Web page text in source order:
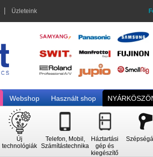
Üzleteink
Webshop Használt shop
Új
technológiák
Telefon, Mobil,
Számítástechnika
Háztartási
gép és
kiegészítő